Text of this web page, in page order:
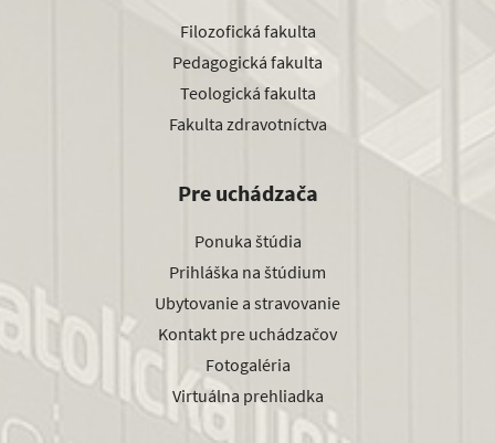
Filozofická fakulta
Pedagogická fakulta
Teologická fakulta
Fakulta zdravotníctva
Pre uchádzača
Ponuka štúdia
Prihláška na štúdium
Ubytovanie a stravovanie
Kontakt pre uchádzačov
Fotogaléria
Virtuálna prehliadka